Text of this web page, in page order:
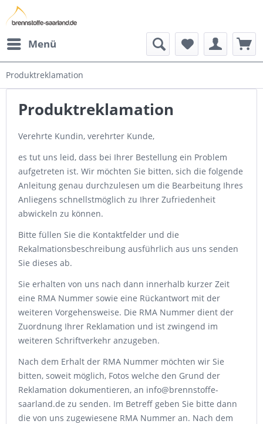
Menü
Produktreklamation
Produktreklamation
Verehrte Kundin, verehrter Kunde,
es tut uns leid, dass bei Ihrer Bestellung ein Problem
aufgetreten ist. Wir möchten Sie bitten, sich die folgende
Anleitung genau durchzulesen um die Bearbeitung Ihres
Anliegens schnellstmöglich zu Ihrer Zufriedenheit
abwickeln zu können.
Bitte füllen Sie die Kontaktfelder und die
Rekalmationsbeschreibung ausführlich aus uns senden
Sie dieses ab.
Sie erhalten von uns nach dann innerhalb kurzer Zeit
eine RMA Nummer sowie eine Rückantwort mit der
weiteren Vorgehensweise. Die RMA Nummer dient der
Zuordnung Ihrer Reklamation und ist zwingend im
weiteren Schriftverkehr anzugeben.
Nach dem Erhalt der RMA Nummer möchten wir Sie
bitten, soweit möglich, Fotos welche den Grund der
Reklamation dokumentieren, an info@brennstoffe-
saarland.de zu senden. Im Betreff geben Sie bitte dann
die von uns zugewiesene RMA Nummer an. Nach dem